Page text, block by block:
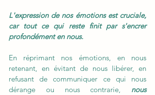
L'expression de nos émotions est cruciale,
car tout ce qui reste finit par s'encrer
profondément en nous.
En réprimant nos émotions, en nous
retenant, en évitant de nous libérer, en
refusant de communiquer ce qui nous
dérange ou nous contrarie, nous